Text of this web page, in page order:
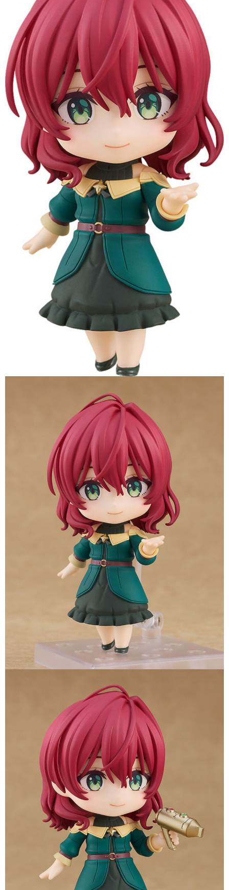
2.基於同意付款使用「大哥付你分期」之契約關係目的，商店將以您的個人
資料（包含姓名、電話或地址）提供予台灣大哥大進項蒐集、處理及利用，
由本公司與您本人進行分期帳單所需資料之確認、核對及更正。
3.完整用戶服務條款，請詳閱以下連結：
https://oppay.tw/userRule
預購-宅配(舊)
每筆NT$120，滿NT$3,000(含以上)免運費
預購-宅配(離島)(舊)
每筆NT$160，滿NT$3,000(含以上)免運費
東海門市自取，需自備購物袋取貨唷。
免運費